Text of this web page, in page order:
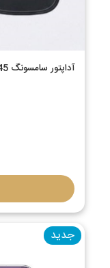
آداپتور سامسونگ 45 وات دو پین
جدید